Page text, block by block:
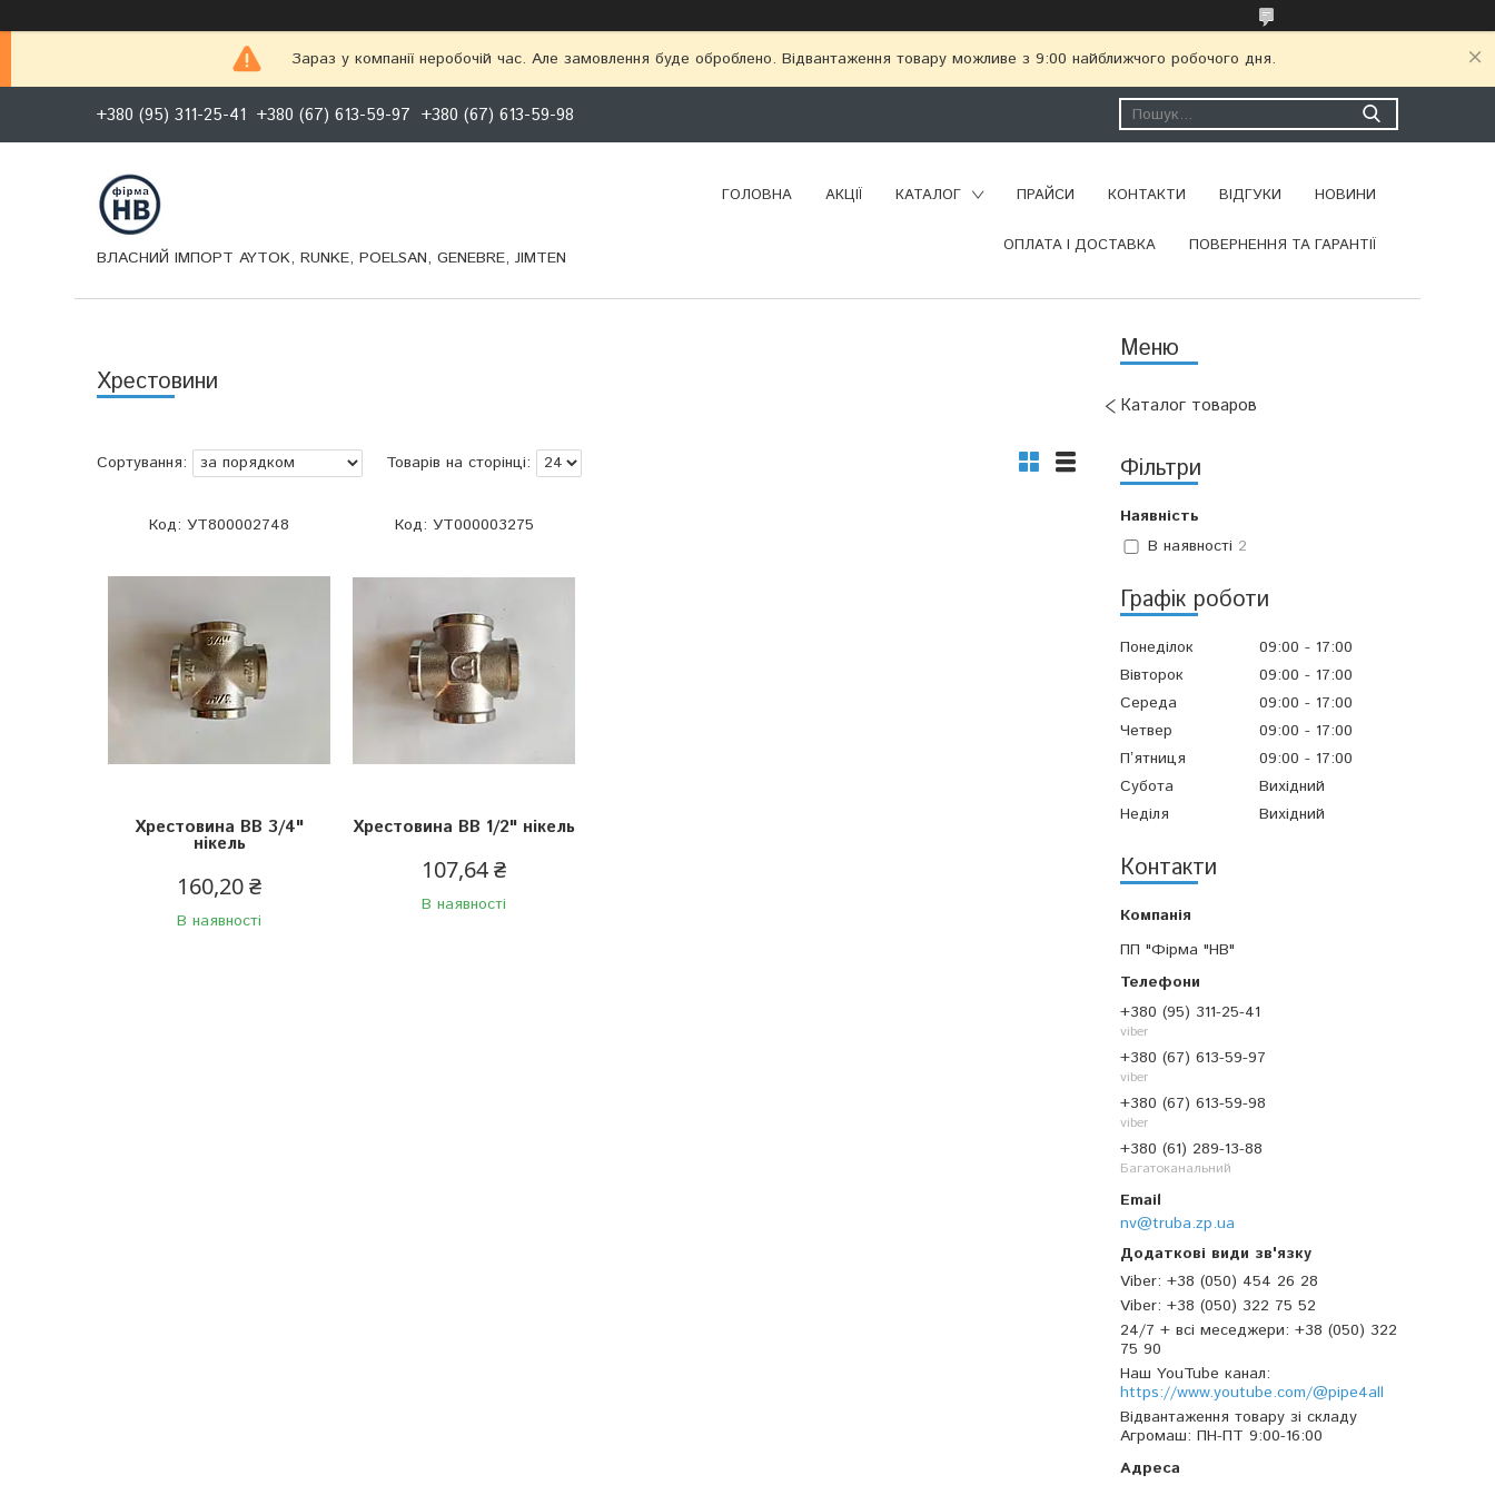
Зараз у компанії неробочій час. Але замовлення буде оброблено. Відвантаження товару можливе з 9:00 найближчого робочого дня.
+380 (95) 311-25-41 +380 (67) 613-59-97 +380 (67) 613-59-98
ВЛАСНИЙ ІМПОРТ AYTOK, RUNKE, POELSAN, GENEBRE, JIMTEN
ГОЛОВНА АКЦІЇ КАТАЛОГ ПРАЙСИ КОНТАКТИ ВІДГУКИ НОВИНИ
ОПЛАТА І ДОСТАВКА ПОВЕРНЕННЯ ТА ГАРАНТІЇ
Каталог товаров
Фільтри
Наявність
В наявності 2
Графік роботи
Понеділок 09:00
17:00
Вівторок
09:00
17:00
Середа
09:00
17:00
Четвер
09:00
17:00
Пʼятниця
09:00
17:00
Субота
Вихідний
Неділя
Вихідний
Контакти
ПП "Фірма "НВ"
+380 (95) 311-25-41
viber
+380 (67) 613-59-97
viber
+380 (67) 613-59-98
viber
+380 (61) 289-13-88
Багатоканальний
nv@truba.zp.ua
Viber +38 (050) 454 26 28
Viber +38 (050) 322 75 52
24/7 + всі меседжери +38 (050) 322
75 90
Наш YouTube канал
https://www.youtube.com/@pipe4all
Відвантаження товару зі складу
Агромаш ПН-ПТ 9:00-16:00
Хрестовини
УТ800002748
Хрестовина ВВ 3/4"
нікель
160,20 ₴
В наявності
УТ000003275
Хрестовина ВВ 1/2" нікель
107,64 ₴
В наявності